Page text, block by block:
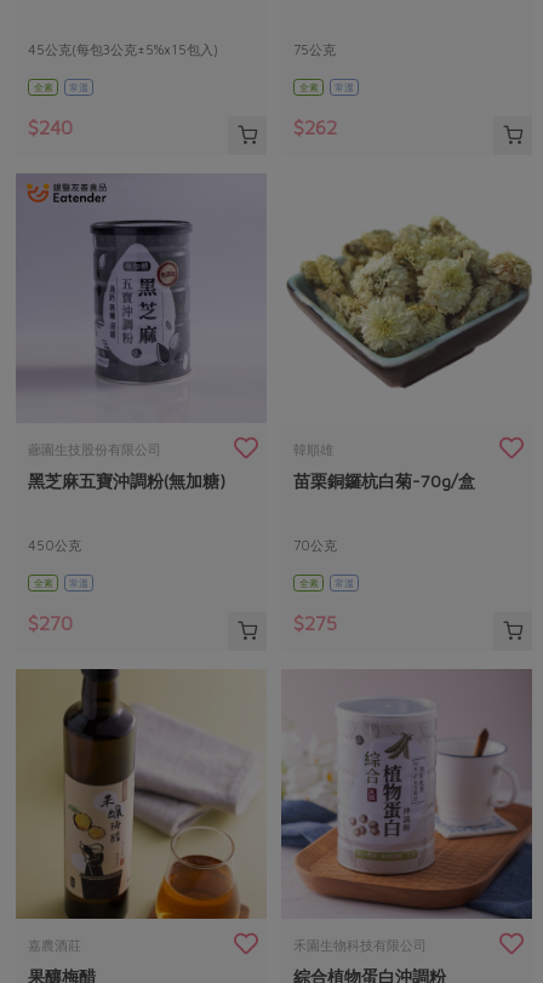
調理食材・點心
調味醬料/南北貨 烘焙
保健食品
居家好物
個人清潔
素食專區
樂齡友善
醬料
湯品．鍋物
涼拌沙拉
主題食譜
異國料理
高麗菜海鮮煎餅
合作25-精選產品第三彈
更多當季產品
議題活動
主婦聯盟X樂齡網特約優惠案
30%rPET紅烏龍茶
2024農業發展計畫年度報告
更多議題活動
把最好的台灣味帶回家！
減硝酸鹽
減添加物
更多議題
生活者e週報
典藏閱覽室
自主把關
檢驗報告
硝酸鹽檢驗
社員權益
合作社法規
社務專區
媒體報導
地區活動
活動報下載
45公克(每包3公克±5%x15包入)
全素 常溫
$240
75公克
全素 常溫
$262
薌園生技股份有限公司
黑芝麻五寶沖調粉(無加糖)
450公克
全素 常溫
$270
韓順雄
苗栗銅鑼杭白菊-70g/盒
70公克
全素 常溫
$275
嘉農酒莊
果釀梅醋
禾園生物科技有限公司
綜合植物蛋白沖調粉